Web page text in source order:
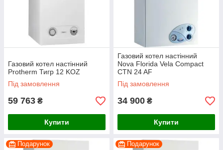
Газовий котел настінний
Protherm Тигр 12 KOZ
Під замовлення
59 763 ₴
Купити
Газовий котел настінний
Nova Florida Vela Compact
CTN 24 AF
Під замовлення
34 900 ₴
Купити
Подарунок Подарунок